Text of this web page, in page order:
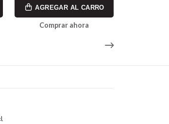
AGREGAR AL CARRO
Comprar ahora